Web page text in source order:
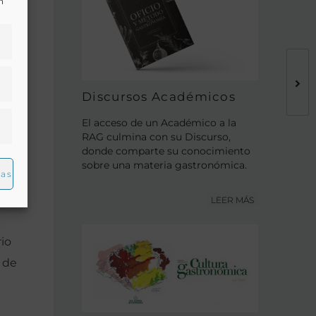
de
Discursos Académicos
El acceso de un Académico a la
RAG culmina con su Discurso,
donde comparte su conocimiento
sobre una materia gastronómica.
LEER MÁS